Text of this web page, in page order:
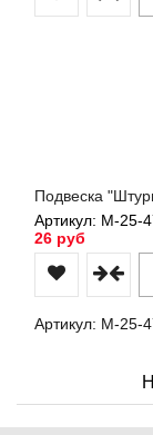
Подвеска
Артикул: М-25-
26 руб
Артикул: М-25-